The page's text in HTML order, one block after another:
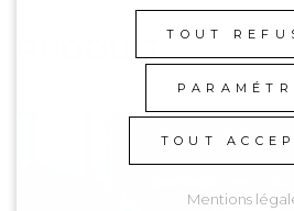
PRODUITTOUT
TOUT
Mentions